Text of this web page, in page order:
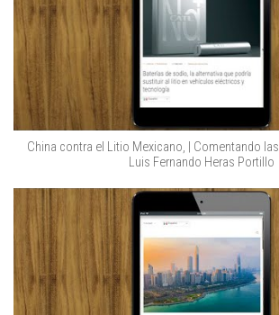
China contra el Litio Mexicano, | Comentando
Luis Fernando Heras Portillo